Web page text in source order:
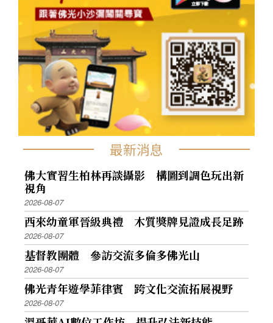
最新消息
佛大實習生柏林再談攝影 構圖到調色玩出新
視角
2026-08-07
西來幼童軍晉級典禮 木質獎牌見證成長足跡
2026-08-07
基督教團體 參訪交流多倫多佛光山
2026-08-07
佛光青年遊學菲律賓 跨文化交流拓展視野
2026-08-07